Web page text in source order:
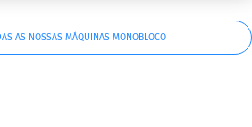
AS NOSSAS MÁQUINAS MONOBLOCO